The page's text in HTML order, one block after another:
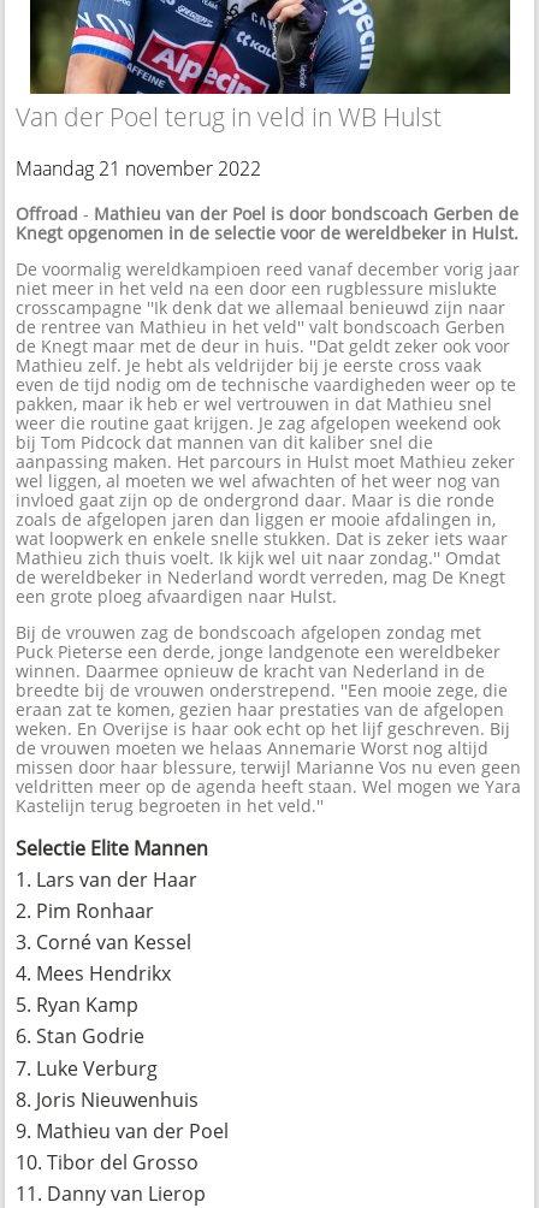
Van der Poel terug in veld in WB Hulst
Maandag 21 november 2022
Offroad - Mathieu van der Poel is door bondscoach Gerben de
Knegt opgenomen in de selectie voor de wereldbeker in Hulst.
De voormalig wereldkampioen reed vanaf december vorig jaar
niet meer in het veld na een door een rugblessure mislukte
crosscampagne ''Ik denk dat we allemaal benieuwd zijn naar
de rentree van Mathieu in het veld'' valt bondscoach Gerben
de Knegt maar met de deur in huis. ''Dat geldt zeker ook voor
Mathieu zelf. Je hebt als veldrijder bij je eerste cross vaak
even de tijd nodig om de technische vaardigheden weer op te
pakken, maar ik heb er wel vertrouwen in dat Mathieu snel
weer die routine gaat krijgen. Je zag afgelopen weekend ook
bij Tom Pidcock dat mannen van dit kaliber snel die
aanpassing maken. Het parcours in Hulst moet Mathieu zeker
wel liggen, al moeten we wel afwachten of het weer nog van
invloed gaat zijn op de ondergrond daar. Maar is die ronde
zoals de afgelopen jaren dan liggen er mooie afdalingen in,
wat loopwerk en enkele snelle stukken. Dat is zeker iets waar
Mathieu zich thuis voelt. Ik kijk wel uit naar zondag.'' Omdat
de wereldbeker in Nederland wordt verreden, mag De Knegt
een grote ploeg afvaardigen naar Hulst.
Bij de vrouwen zag de bondscoach afgelopen zondag met
Puck Pieterse een derde, jonge landgenote een wereldbeker
winnen. Daarmee opnieuw de kracht van Nederland in de
breedte bij de vrouwen onderstrepend. ''Een mooie zege, die
eraan zat te komen, gezien haar prestaties van de afgelopen
weken. En Overijse is haar ook echt op het lijf geschreven. Bij
de vrouwen moeten we helaas Annemarie Worst nog altijd
missen door haar blessure, terwijl Marianne Vos nu even geen
veldritten meer op de agenda heeft staan. Wel mogen we Yara
Kastelijn terug begroeten in het veld.''
Selectie Elite Mannen
1. Lars van der Haar
2. Pim Ronhaar
3. Corné van Kessel
4. Mees Hendrikx
5. Ryan Kamp
6. Stan Godrie
7. Luke Verburg
8. Joris Nieuwenhuis
9. Mathieu van der Poel
10. Tibor del Grosso
11. Danny van Lierop